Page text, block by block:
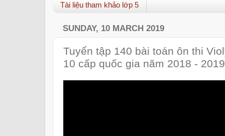
Tài liệu tham khảo lớp 5
SUNDAY, 10 MARCH 2019
Tuyển tập 140 bài toán ôn thi
10 cấp quốc gia năm 2018 - 2019